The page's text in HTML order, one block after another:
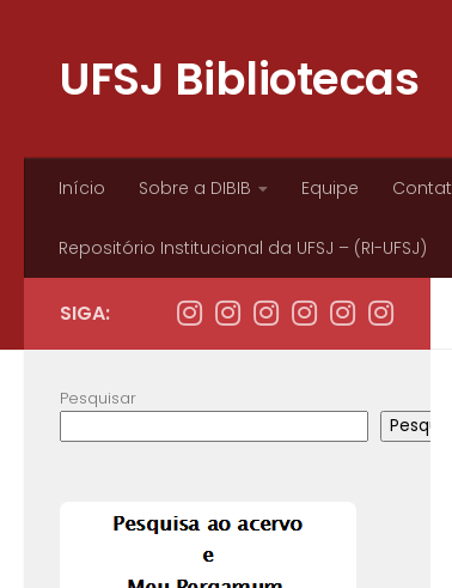
UFSJ Bibliotecas
Início Sobre a DIBIB Equipe
Repositório Institucional da UFSJ – (RI-UFSJ)
SIGA:
Pesquisar